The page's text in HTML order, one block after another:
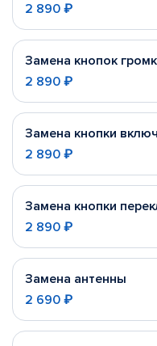
2 890 ₽
Замена кнопок
2 890 ₽
Замена кнопки
2 890 ₽
Замена кнопки
2 890 ₽
Замена антенны
2 690 ₽